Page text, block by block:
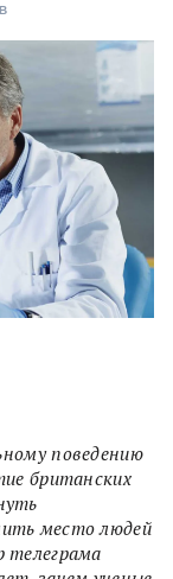
поведению
британских
место людей
телеграма